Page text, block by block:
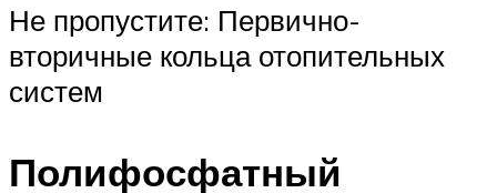
Не пропустите: Первично-
вторичные кольца отопительных
систем
Полифосфатный